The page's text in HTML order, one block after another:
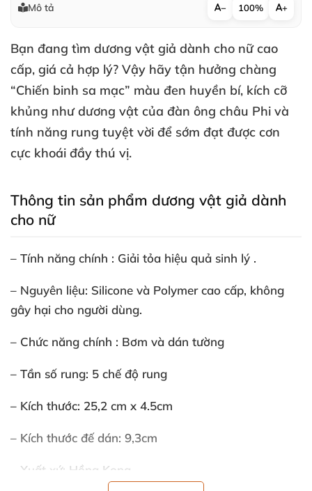
Mô tả − 100% +
Bạn đang tìm dương vật giả dành cho nữ cao
cấp, giá cả hợp lý? Vậy hãy tận hưởng chàng
“Chiến binh sa mạc” màu đen huyền bí, kích cỡ
khủng như dương vật của đàn ông châu Phi và
tính năng rung tuyệt vời để sớm đạt được cơn
cực khoái đầy thú vị.
Thông tin sản phẩm dương vật giả dành
cho nữ
– Tính năng chính : Giải tỏa hiệu quả sinh lý .
– Nguyên liệu: Silicone và Polymer cao cấp, không
gây hại cho người dùng.
– Chức năng chính : Bơm và dán tường
– Tần số rung: 5 chế độ rung
– Kích thước: 25,2 cm x 4.5cm
– Kích thước đế dán: 9,3cm
– Xuất xứ: Hồng Kong